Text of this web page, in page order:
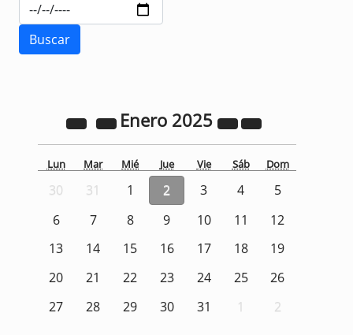
Enero 2025
Lun Mar Mié Jue Vie Sáb Dom
30 31 1 2 3 4
5
6
7 8 9 10 11
12
13
14 15 16 17 18
19
20
21 22 23 24 25
26
27
28 29 30 31 1 2